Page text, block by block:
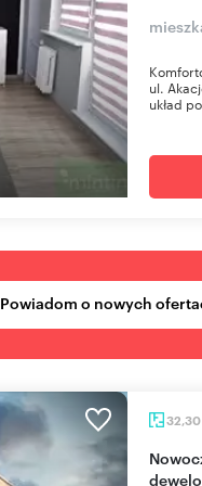
ul.
układ
Powiadom o nowych
32,30
Nowoczesne 32,3 m² z balkonem (stan